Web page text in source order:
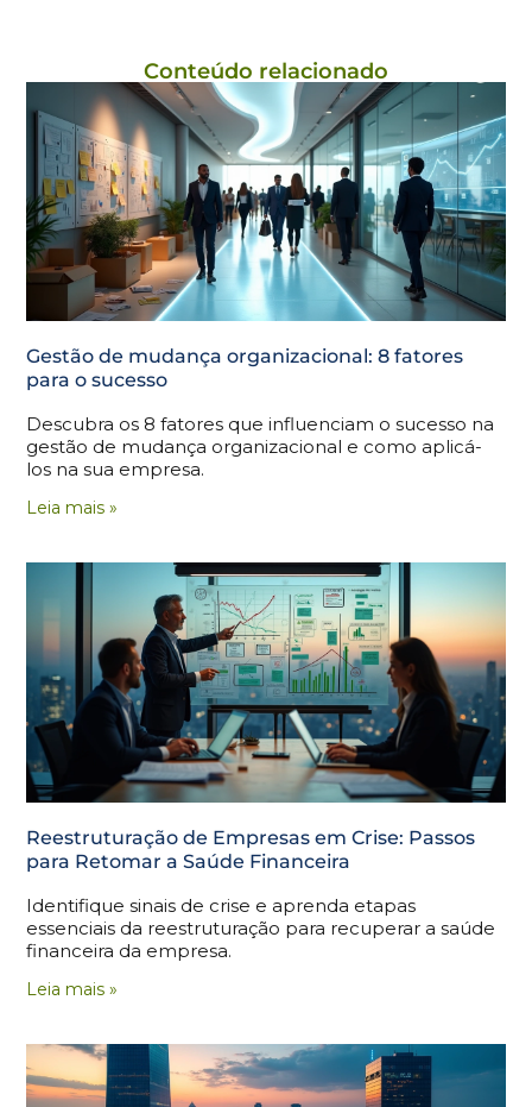
Conteúdo relacionado
Gestão de mudança organizacional: 8 fatores
para o sucesso
Descubra os 8 fatores que influenciam o sucesso na
gestão de mudança organizacional e como aplicá-
los na sua empresa.
Leia mais »
Reestruturação de Empresas em Crise: Passos
para Retomar a Saúde Financeira
Identifique sinais de crise e aprenda etapas
essenciais da reestruturação para recuperar a saúde
financeira da empresa.
Leia mais »